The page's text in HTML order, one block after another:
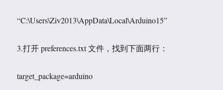
“C:\Users\Ziv2013\AppData\Local\Arduino15”
3.打开 preferences.txt 文件，找到下面两行：
target_package=arduino